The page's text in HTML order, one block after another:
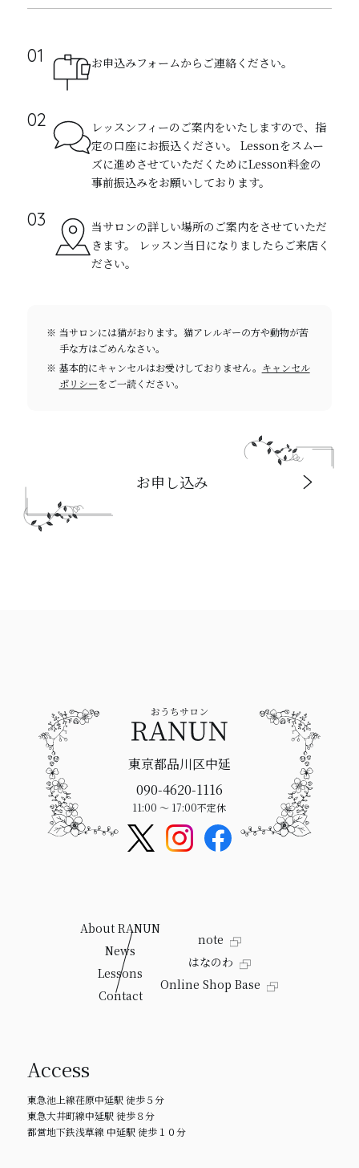
お申込みフォームからご連絡ください。
レッスンフィーのご案内をいたしますので、指
定の口座にお振込ください。 Lessonをスムー
ズに進めさせていただくためにLesson料金の
事前振込みをお願いしております。
当サロンの詳しい場所のご案内をさせていただ
きます。 レッスン当日になりましたらご来店く
ださい。
当サロンには猫がおります。猫アレルギーの方や動物が苦
手な方はごめんなさい。
基本的にキャンセルはお受けしておりません。 キャンセル
ポリシーをご一読ください。
お申し込み
東京都品川区中延
090-4620-1116
11:00 〜 17:00不定休
About RANUN
News
Lessons
Contact
note
はなのわ
Online Shop Base
Access
東急池上線荏原中延駅 徒歩５分
東急大井町線中延駅 徒歩８分
都営地下鉄浅草線 中延駅 徒歩１０分